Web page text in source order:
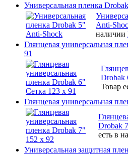
Универсальная пленка
Anti-
наличии
Глянцевая универсальная
91
Drobak
Товар
Глянцевая универсальная
Drobak
есть в
Универсальная защитная